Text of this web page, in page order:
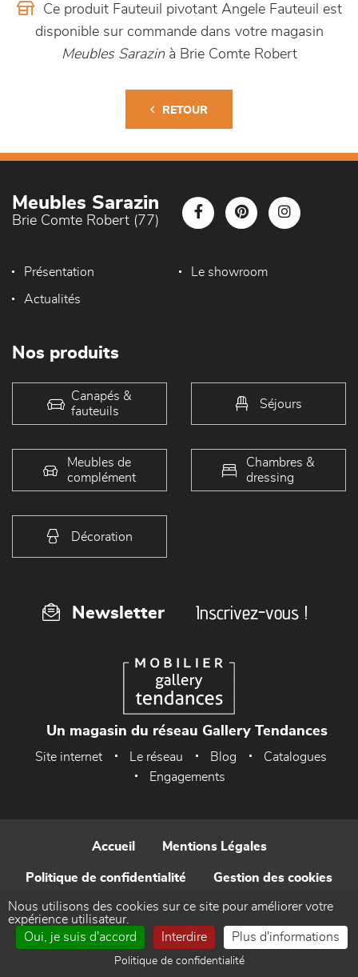
Ce produit Fauteuil pivotant Angele Fauteuil est
disponible sur commande dans votre magasin
Meubles Sarazinà Brie Comte Robert
RETOUR
Meubles Sarazin
Brie Comte Robert (77)
Présentation Le showroom
Actualités
Nos produits
Canapés &
fauteuils
Séjours
Meubles de
complément
Chambres &
dressing
Décoration
Newsletter Inscrivez-vous !
Un magasin du réseau Gallery Tendances
Site internet Le réseau Blog
Catalogues
Engagements
Accueil Mentions Légales
Politique de confidentialité Gestion des cookies
Contact
Réalisé par WEB Enseignes
Nous utilisons des cookies sur ce site pour améliorer votre
expérience utilisateur.
Oui, je suis d'accord
Interdire Plus d'informations
Politique de confidentialité